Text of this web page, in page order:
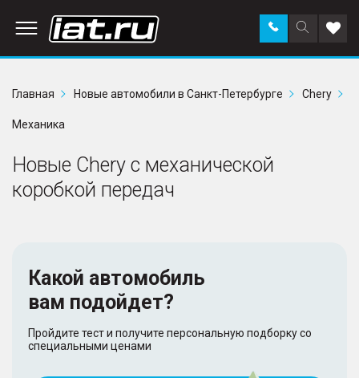
Поиск
по
Заказать
звонок в
Главная
Новые автомобили в Санкт-Петербурге Chery
Механика
Новые Chery с механической
коробкой передач
Какой автомобиль
вам подойдет?
Пройдите тест и получите персональную подборку со
специальными ценами